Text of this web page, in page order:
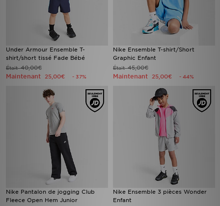
Under Armour Ensemble T-
shirt/short tissé Fade Bébé
Était40,00€
Maintenant 25,00€ - 37%
Nike Ensemble T-shirt/Short
Graphic Enfant
Était45,00€
Maintenant 25,00€ - 44%
Nike Pantalon de jogging Club
Fleece Open Hem Junior
Nike Ensemble 3 pièces Wonder
Enfant